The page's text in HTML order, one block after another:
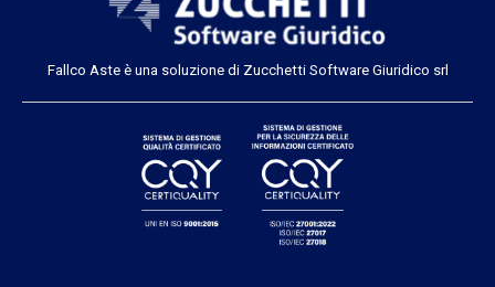
Fallco Aste è una soluzione di Zucchetti Software Giuridico srl